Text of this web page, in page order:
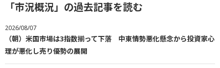
「市況概況」の過去記事を読む
2026/08/07
（朝）米国市場は3指数揃って下落 中東情勢悪化懸念から投資家心
理が悪化し売り優勢の展開